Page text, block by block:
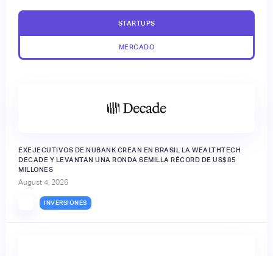
STARTUPS
MERCADO
EXEJECUTIVOS DE NUBANK CREAN EN BRASIL LA WEALTHTECH
DECADE Y LEVANTAN UNA RONDA SEMILLA RÉCORD DE US$85
MILLONES
August 4, 2026
INVERSIONES